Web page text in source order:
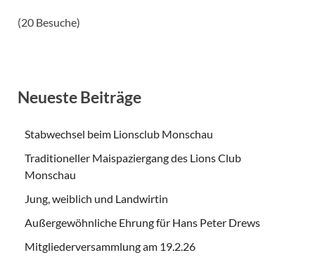
(20 Besuche)
Neueste Beiträge
Stabwechsel beim Lionsclub Monschau
Traditioneller Maispaziergang des Lions Club
Monschau
Jung, weiblich und Landwirtin
Außergewöhnliche Ehrung für Hans Peter Drews
Mitgliederversammlung am 19.2.26